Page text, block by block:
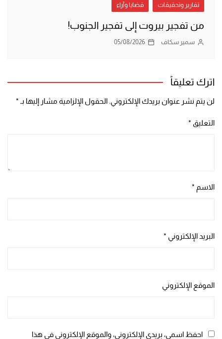
تقارير وتحقيقات قضايا وآراء
من تفجير بيروت إلى تفجير الجنوب!
سمير سكاف 05/08/2026
اترك تعليقاً
لن يتم نشر عنوان بريدك الإلكتروني. الحقول الإلزامية مشار إليها بـ *
التعليق *
الاسم *
البريد الإلكتروني *
الموقع الإلكتروني
احفظ اسمي، بريدي الإلكتروني، والموقع الإلكتروني في هذا